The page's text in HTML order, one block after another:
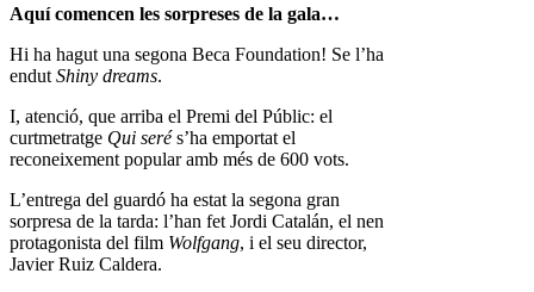
Aquí comencen les sorpreses de la gala…
Hi ha hagut una segona Beca Foundation! Se l’ha
endut Shiny dreams.
I, atenció, que arriba el Premi del Públic: el
curtmetratge Qui serés’ha emportat el
reconeixement popular amb més de 600 vots.
L’entrega del guardó ha estat la segona gran
sorpresa de la tarda: l’han fet Jordi Catalán, el nen
protagonista del film Wolfgang, i el seu director,
Javier Ruiz Caldera.